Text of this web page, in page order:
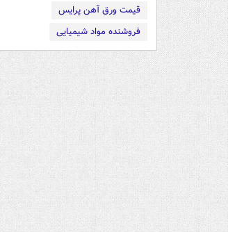
قیمت ورق آهن پرایس
فروشنده مواد شیمیایی